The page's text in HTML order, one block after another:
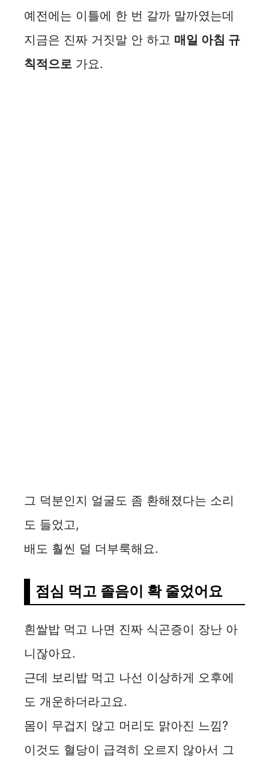
예전에는 이틀에 한 번 갈까 말까였는데
지금은 진짜 거짓말 안 하고 매일 아침 규
칙적으로 가요.
그 덕분인지 얼굴도 좀 환해졌다는 소리
도 들었고,
배도 훨씬 덜 더부룩해요.
점심 먹고 졸음이 확 줄었어요
흰쌀밥 먹고 나면 진짜 식곤증이 장난 아
니잖아요.
근데 보리밥 먹고 나선 이상하게 오후에
도 개운하더라고요.
몸이 무겁지 않고 머리도 맑아진 느낌?
이것도 혈당이 급격히 오르지 않아서 그